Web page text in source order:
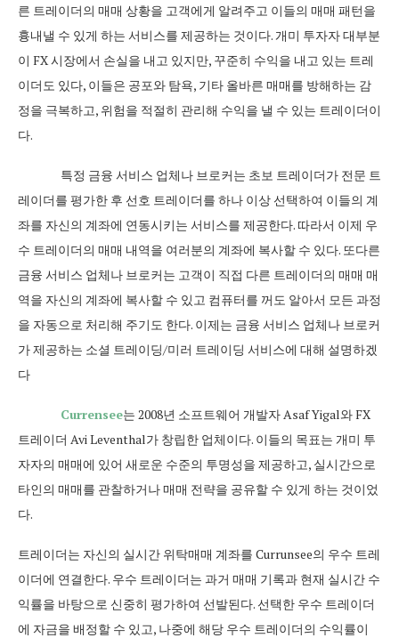
른 트레이더의 매매 상황을 고객에게 알려주고 이들의 매매 패턴을
흉내낼 수 있게 하는 서비스를 제공하는 것이다. 개미 투자자 대부분
이 FX 시장에서 손실을 내고 있지만, 꾸준히 수익을 내고 있는 트레
이더도 있다, 이들은 공포와 탐욕, 기타 올바른 매매를 방해하는 감
정을 극복하고, 위험을 적절히 관리해 수익을 낼 수 있는 트레이더이
다.
특정 금융 서비스 업체나 브로커는 초보 트레이더가 전문 트
레이더를 평가한 후 선호 트레이더를 하나 이상 선택하여 이들의 계
좌를 자신의 계좌에 연동시키는 서비스를 제공한다. 따라서 이제 우
수 트레이더의 매매 내역을 여러분의 계좌에 복사할 수 있다. 또다른
금융 서비스 업체나 브로커는 고객이 직접 다른 트레이더의 매매 매
역을 자신의 계좌에 복사할 수 있고 컴퓨터를 꺼도 알아서 모든 과정
을 자동으로 처리해 주기도 한다. 이제는 금융 서비스 업체나 브로커
가 제공하는 소셜 트레이딩/미러 트레이딩 서비스에 대해 설명하겠
다
Currensee는 2008년 소프트웨어 개발자 Asaf Yigal와 FX
트레이더 Avi Leventhal가 창립한 업체이다. 이들의 목표는 개미 투
자자의 매매에 있어 새로운 수준의 투명성을 제공하고, 실시간으로
타인의 매매를 관찰하거나 매매 전략을 공유할 수 있게 하는 것이었
다.
트레이더는 자신의 실시간 위탁매매 계좌를 Currunsee의 우수 트레
이더에 연결한다. 우수 트레이더는 과거 매매 기록과 현재 실시간 수
익률을 바탕으로 신중히 평가하여 선발된다. 선택한 우수 트레이더
에 자금을 배정할 수 있고, 나중에 해당 우수 트레이더의 수익률이